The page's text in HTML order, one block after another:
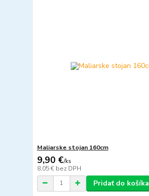
Maliarske stojan 160cm
9,90 €/ks
8,05 € bez DPH
Pridať do košíka